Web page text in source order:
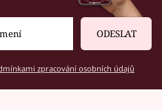
ODESLAT
zpracování osobních údajů